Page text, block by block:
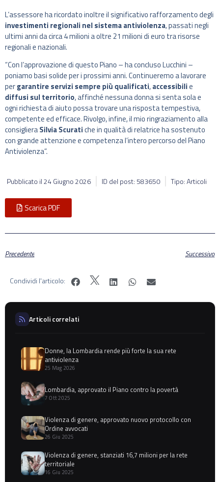
L’assessore ha ricordato inoltre il significativo rafforzamento degli
investimenti regionali nel sistema antiviolenza, passati negli
ultimi anni da circa 4 milioni a oltre 21 milioni di euro tra risorse
regionali e nazionali.
“Con l’approvazione di questo Piano – ha concluso Lucchini –
poniamo basi solide per i prossimi anni. Continueremo a lavorare
pergarantire servizi sempre più qualificati,accessibilie
diffusi sul territorio, affinché nessuna donna si senta sola e
ogni richiesta di aiuto possa trovare una risposta tempestiva,
competente ed efficace. Rivolgo, infine, il mio ringraziamento alla
consiglieraSilvia Scuratiche in qualità di relatrice ha sostenuto
con grande attenzione e competenza l’intero percorso del Piano
Antiviolenza”.
Pubblicato il24 Giugno 2026 ID del post: 583650 Tipo: Articoli
Scarica PDF
Precedente Successivo
Condividi l'articolo:
Articoli correlati
Donne, la Lombardia rende più forte la sua rete
antiviolenza
25 Mag 2026
Lombardia, approvato il Piano contro la povertà
7 Ott 2025
Violenza di genere, approvato nuovo protocollo con
Ordine avvocati
26 Giu 2025
Violenza di genere, stanziati 16,7 milioni per la rete
territoriale
16 Giu 2025